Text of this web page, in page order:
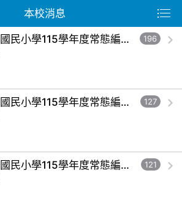
本校消息
桃園市龍潭區高原國民小學115學年度常態編班暨導師編配作業結果公告-五年級。 196
桃園市龍潭區高原國民小學115學年度常態編班暨導師編配作業結果公告-三年級。 127
桃園市龍潭區高原國民小學115學年度常態編班暨導師編配作業結果公告-一年級。 121